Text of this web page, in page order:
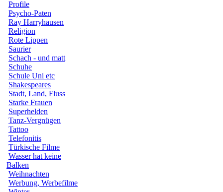
Profile
Psycho-Paten
Ray Harryhausen
Religion
Rote Lippen
Saurier
Schach - und matt
Schuhe
Schule Uni etc
Shakespeares
Stadt, Land, Fluss
Starke Frauen
Superhelden
Tanz-Vergnügen
Tattoo
Telefonitis
Türkische Filme
Wasser hat keine
Balken
Weihnachten
Werbung, Werbefilme